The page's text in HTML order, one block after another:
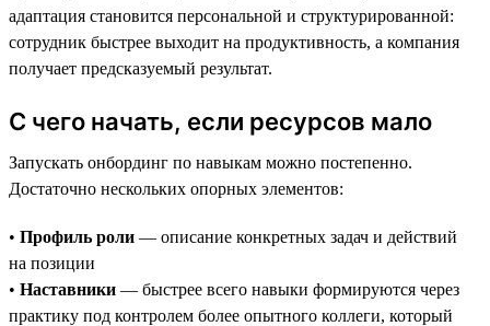
адаптация становится персональной и структурированной:
сотрудник быстрее выходит на продуктивность, а компания
получает предсказуемый результат.
С чего начать, если ресурсов мало
Запускать онбординг по навыкам можно постепенно.
Достаточно нескольких опорных элементов:
• Профиль роли — описание конкретных задач и действий
на позиции
• Наставники — быстрее всего навыки формируются через
практику под контролем более опытного коллеги, который